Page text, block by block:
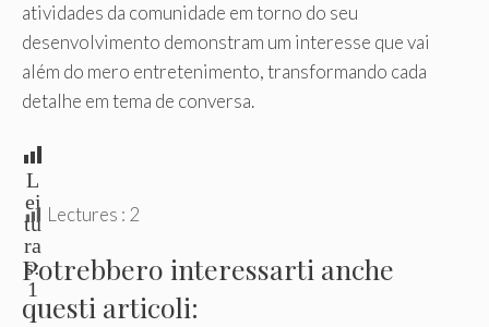
atividades da comunidade em torno do seu
desenvolvimento demonstram um interesse que vai
além do mero entretenimento, transformando cada
detalhe em tema de conversa.
L
ei
tu
ra
s:
1
Lectures : 2
Potrebbero interessarti anche
questi articoli: